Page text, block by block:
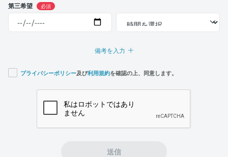
第三希望 必須
備考を入力
プライバシーポリシー及び利用規約を確認の上、同意します。
送信